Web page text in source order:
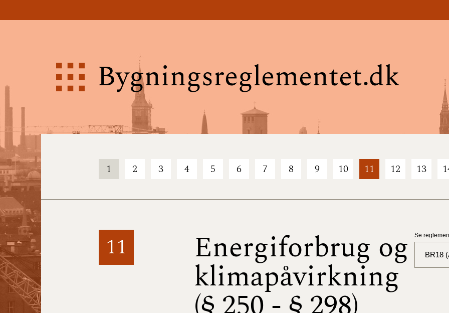
Bygningsreglementet.dk
1 2 3 4 5 6 7 8 9 10 11 12 13
11 Energiforbrug og
klimapåvirkning
Se
BR18